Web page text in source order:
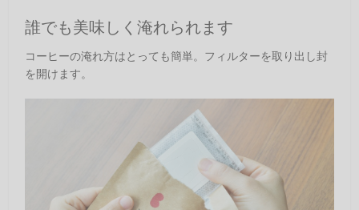
誰でも美味しく淹れられます
コーヒーの淹れ方はとっても簡単。フィルターを取り出し封
を開けます。